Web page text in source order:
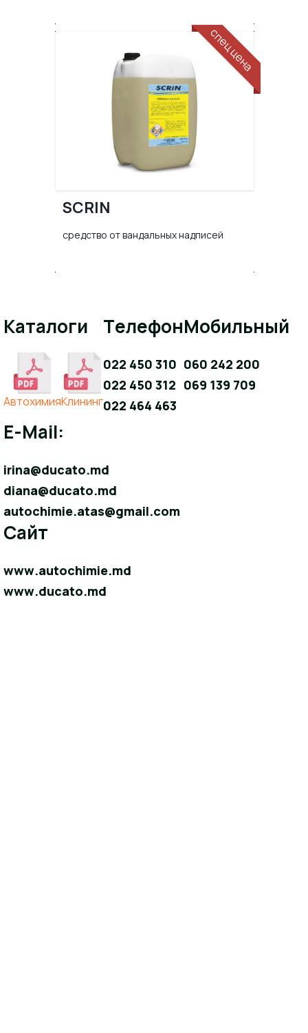
спец цена
SCRIN
средство от вандальных надписей
Каталоги
AвтохимияКлининг
Телефон
022 450 310
022 450 312
022 464 463
Мобильный
060 242 200
069 139 709
E-Mail:
irina@ducato.md
diana@ducato.md
autochimie.atas@gmail.com
Сайт
www.autochimie.md
www.ducato.md